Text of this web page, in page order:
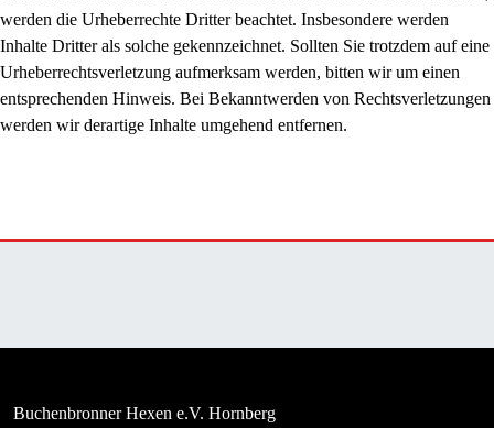
werden die Urheberrechte Dritter beachtet. Insbesondere werden
Inhalte Dritter als solche gekennzeichnet. Sollten Sie trotzdem auf eine
Urheberrechtsverletzung aufmerksam werden, bitten wir um einen
entsprechenden Hinweis. Bei Bekanntwerden von Rechtsverletzungen
werden wir derartige Inhalte umgehend entfernen.
Buchenbronner Hexen e.V. Hornberg